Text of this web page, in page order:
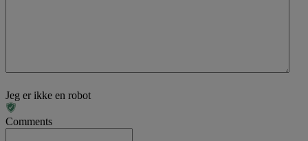
Jeg er ikke en robot
Comments